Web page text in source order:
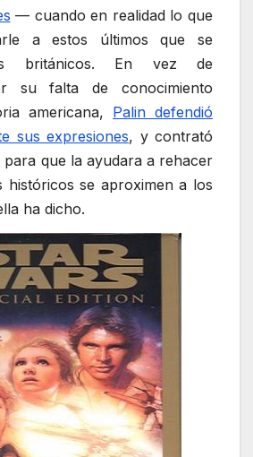
— cuando en realidad lo que
a estos últimos que se
británicos. En vez de
su falta de conocimiento
americana, Palin defendió
sus expresiones, y contrató
para que la ayudara a rehacer
históricos se aproximen a los
ha dicho.